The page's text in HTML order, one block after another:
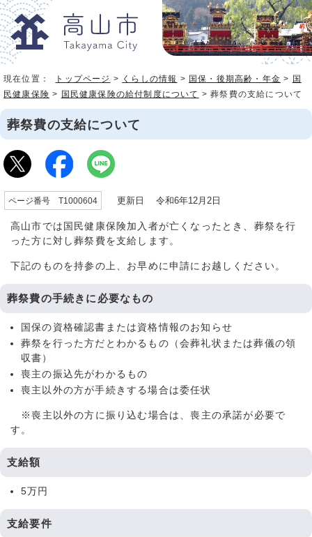
現在位置： トップページ > くらしの情報 > 国保・後期高齢・年金 > 国
民健康保険 > 国民健康保険の給付制度について > 葬祭費の支給について
葬祭費の支給について
ページ番号 T1000604 更新日 令和6年12月2日
高山市では国民健康保険加入者が亡くなったとき、葬祭を行
った方に対し葬祭費を支給します。
下記のものを持参の上、お早めに申請にお越しください。
葬祭費の手続きに必要なもの
国保の資格確認書または資格情報のお知らせ
葬祭を行った方だとわかるもの（会葬礼状または葬儀の領
収書）
喪主の振込先がわかるもの
喪主以外の方が手続きする場合は委任状
※喪主以外の方に振り込む場合は、喪主の承諾が必要で
す。
支給額
5万円
支給要件